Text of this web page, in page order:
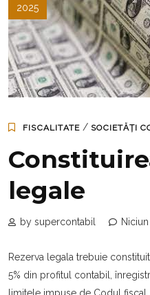
2025
FISCALITATE /SOCIETĂȚI
legale
by supercontabil
Rezerva legala trebuie
5% din profitul contabil,